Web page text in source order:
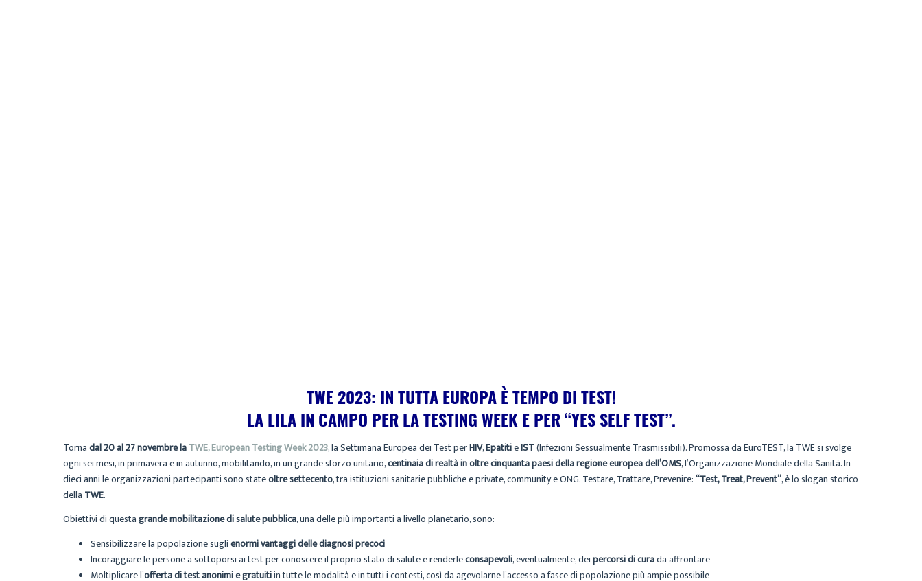
TWE 2023: IN TUTTA EUROPA È TEMPO DI TEST!
LA LILA IN CAMPO PER LA TESTING WEEK E PER “YES SELF TEST”.
Tornadal 20 al 27 novembre laTWE, European Testing Week 2023, la Settimana Europea dei Test perHIV,EpatitieIST(Infezioni Sessualmente Trasmissibili). Promossa da EuroTEST, la TWE si svolge
ogni sei mesi, in primavera e in autunno, mobilitando, in un grande sforzo unitario,centinaia di realtà in oltre cinquanta paesi della regione europea dell’OMS, l’Organizzazione Mondiale della Sanità. In
dieci anni le organizzazioni partecipanti sono stateoltre settecento, tra istituzioni sanitarie pubbliche e private, community e ONG. Testare, Trattare, Prevenire:“Test, Treat, Prevent”, è lo slogan storico
della TWE.
Obiettivi di questagrande mobilitazione di salute pubblica, una delle più importanti a livello planetario, sono:
Sensibilizzare la popolazione suglienormi vantaggi delle diagnosi precoci
Incoraggiare le persone a sottoporsi ai test per conoscere il proprio stato di salute e renderleconsapevoli, eventualmente, deipercorsi di curada affrontare
Moltiplicare l’offerta di test anonimi e gratuitiin tutte le modalità e in tutti i contesti, così da agevolarne l’accesso a fasce di popolazione più ampie possibile